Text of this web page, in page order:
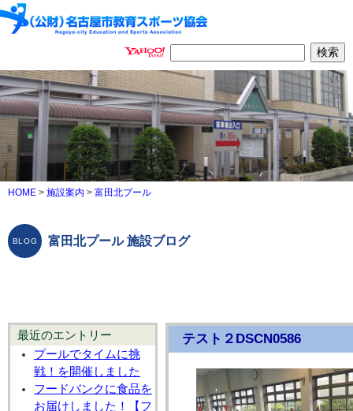
HOME > 施設案内 > 富田北プール
富田北プール 施設ブログ
最近のエントリー
プールでタイムに挑
戦！を開催しました
フードバンクに食品を
お届けしました！【フ
テスト２DSCN0586